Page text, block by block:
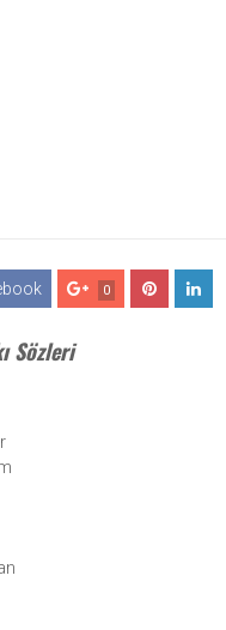
0
Sözleri